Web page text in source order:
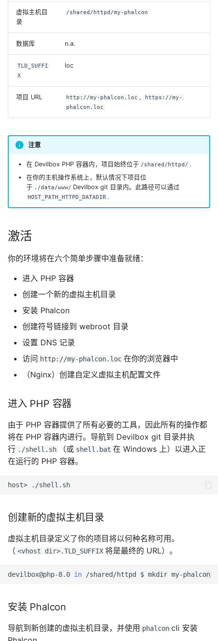
虚拟主机目
录
/shared/httpd/my-phalcon
数据库 n.a.
TLD_SUFFI
X
loc
项目 URL http://my-phalcon.loc ,
https://my-
phalcon.loc
注意
在 Devilbox PHP 容器内，项目始终位于 /shared/httpd/ .
在你的主机操作系统上，默认情况下项目位
于 ./data/www/ Devilbox git 目录内。此路径可以通过
HOST_PATH_HTTPD_DATADIR .
激活
你的环境将在六个简单步骤中准备就绪：
进入 PHP 容器
创建一个新的虚拟主机目录
安装 Phalcon
创建符号链接到 webroot 目录
设置 DNS 记录
访问 http://my-phalcon.loc 在你的浏览器中
（Nginx）创建自定义虚拟主机配置文件
进入 PHP 容器
由于 PHP 容器提供了所有必要的工具，因此所有的操作都
将在 PHP 容器内进行。导航到 Devilbox git 目录并执
行 ./shell.sh （或 shell.bat 在 Windows 上）以进入正
在运行的 PHP 容器。
host>
创建新的虚拟主机目录
虚拟主机目录定义了你的项目将以何种名称可用。
（ <vhost dir>.TLD_SUFFIX 将是最终的 URL）。
devilbox@php-8.0 in /shared/httpd $ mkdir
安装 Phalcon
导航到新创建的虚拟主机目录，并使用 phalcon cli 安装